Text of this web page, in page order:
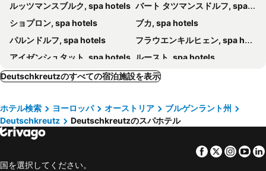
ルッツマンスブルク, spa hotels バート タツマンスドルフ, spa hotels
ショプロン, spa hotels
ブカ, spa hotels
パルンドルフ, spa hotels
フラウエンキルヒェン, spa hotels
アイゼンシュタット, spa hotels ルースト, spa hotels
ヴィンデン・アム・ゼー, spa hotels
Pamhagen, spa hotels
バート エアラッハ, spa hotels
Neutal, spa hotels
ソンバトヘイ, spa hotels
Kőszeg, spa hotels
ルビッシュ アム ゼー, spa hotels
Andau, spa hotels
Bad Sauerbrunn, spa hotels
Deutschkreutzのすべての宿泊施設を表示
ホテル検索 ヨーロッパ オーストリア
ブルゲンラント州
Deutschkreutz
Deutschkreutzのスパホテル
Facebook
Twitter
国を選択してください。